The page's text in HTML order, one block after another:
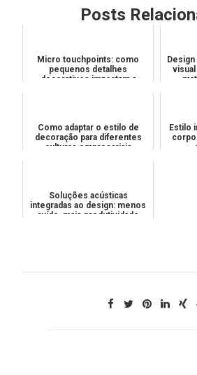
Posts
Micro touchpoints: como
pequenos detalhes
decorativos impactam a
Como adaptar o estilo de
decoração para diferentes
culturas empresariais
Estilo
Soluções acústicas
integradas ao design: menos
ruído, mais produtividade